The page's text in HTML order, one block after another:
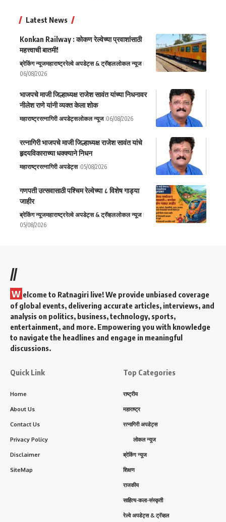
Latest News
Konkan Railway : कोकण रेल्वेच्या प्रवाशांसाठी
महत्त्वाची बातमी!
ब्रेकिंग न्यूजमहाराष्ट्ररेल्वे अपडेट्स & ट्रॅव्हललोकल न्यूज
06/08/2026
भाजपचे माजी जिल्हाध्यक्ष राजेश सावंत यांच्या निधनावर
नीलेश राणे यांनी व्यक्त केला शोक
महाराष्ट्ररत्नागिरी अपडेट्सलोकल न्यूज 06/08/2026
रत्नागिरी भाजपचे माजी जिल्हाध्यक्ष राजेश सावंत यांचे
हृदयविकाराच्या धक्क्याने निधन
महाराष्ट्ररत्नागिरी अपडेट्स 05/08/2026
गणपती उत्सवासाठी पश्चिम रेल्वेच्या ८ विशेष गाड्या
जाहीर
ब्रेकिंग न्यूजमहाराष्ट्ररेल्वे अपडेट्स & ट्रॅव्हललोकल न्यूज
05/08/2026
//
W elcome to Ratnagiri live! We provide unbiased coverage
of global events, delivering accurate articles, interviews, and
analysis on politics, business, technology, sports,
entertainment, and more. Empowering you with knowledge
to navigate the headlines and engage in meaningful
discussions.
Quick Link
Home
About Us
Contact Us
Privacy Policy
Disclaimer
SiteMap
Top Categories
राष्ट्रीय
महाराष्ट्र
रत्नागिरी अपडेट्स
लोकल न्यूज
ब्रेकिंग न्यूज
शिक्षण
राजकीय
साहित्य-कला-संस्कृती
रेल्वे अपडेट्स & ट्रॅव्हल